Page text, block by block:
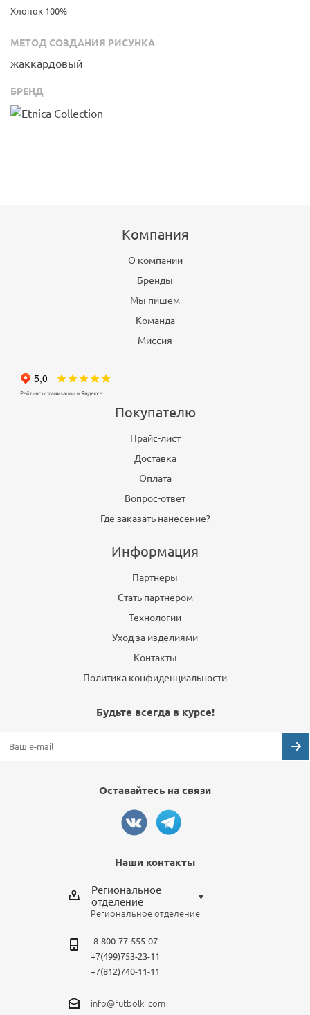
Хлопок 100%
МЕТОД СОЗДАНИЯ РИСУНКА
жаккардовый
БРЕНД
Компания
О компании
Бренды
Мы пишем
Команда
Миссия
Покупателю
Прайс-лист
Доставка
Оплата
Вопрос-ответ
Где заказать нанесение?
Информация
Партнеры
Стать партнером
Технологии
Уход за изделиями
Контакты
Политика конфиденциальности
Будьте всегда в курсе!
Оставайтесь на связи
Наши контакты
Региональное
отделение
Выберите отделение
Региональное отделение
Санкт-Петербург
Региональное отделение
8-800-77-555-07
+7(499)753-23-11
+7(812)740-11-11
info@futbolki.com